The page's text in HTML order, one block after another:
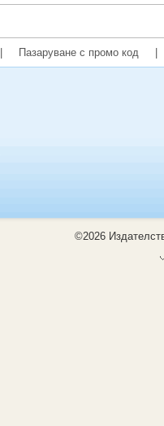
Пазаруване с промо код
©2026